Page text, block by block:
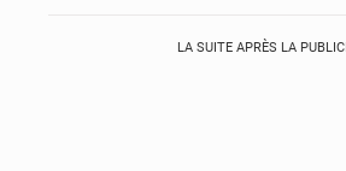
LA SUITE APRÈS LA